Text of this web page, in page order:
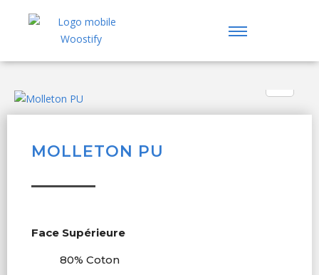
MOLLETON PU
Face Supérieure
80% Coton